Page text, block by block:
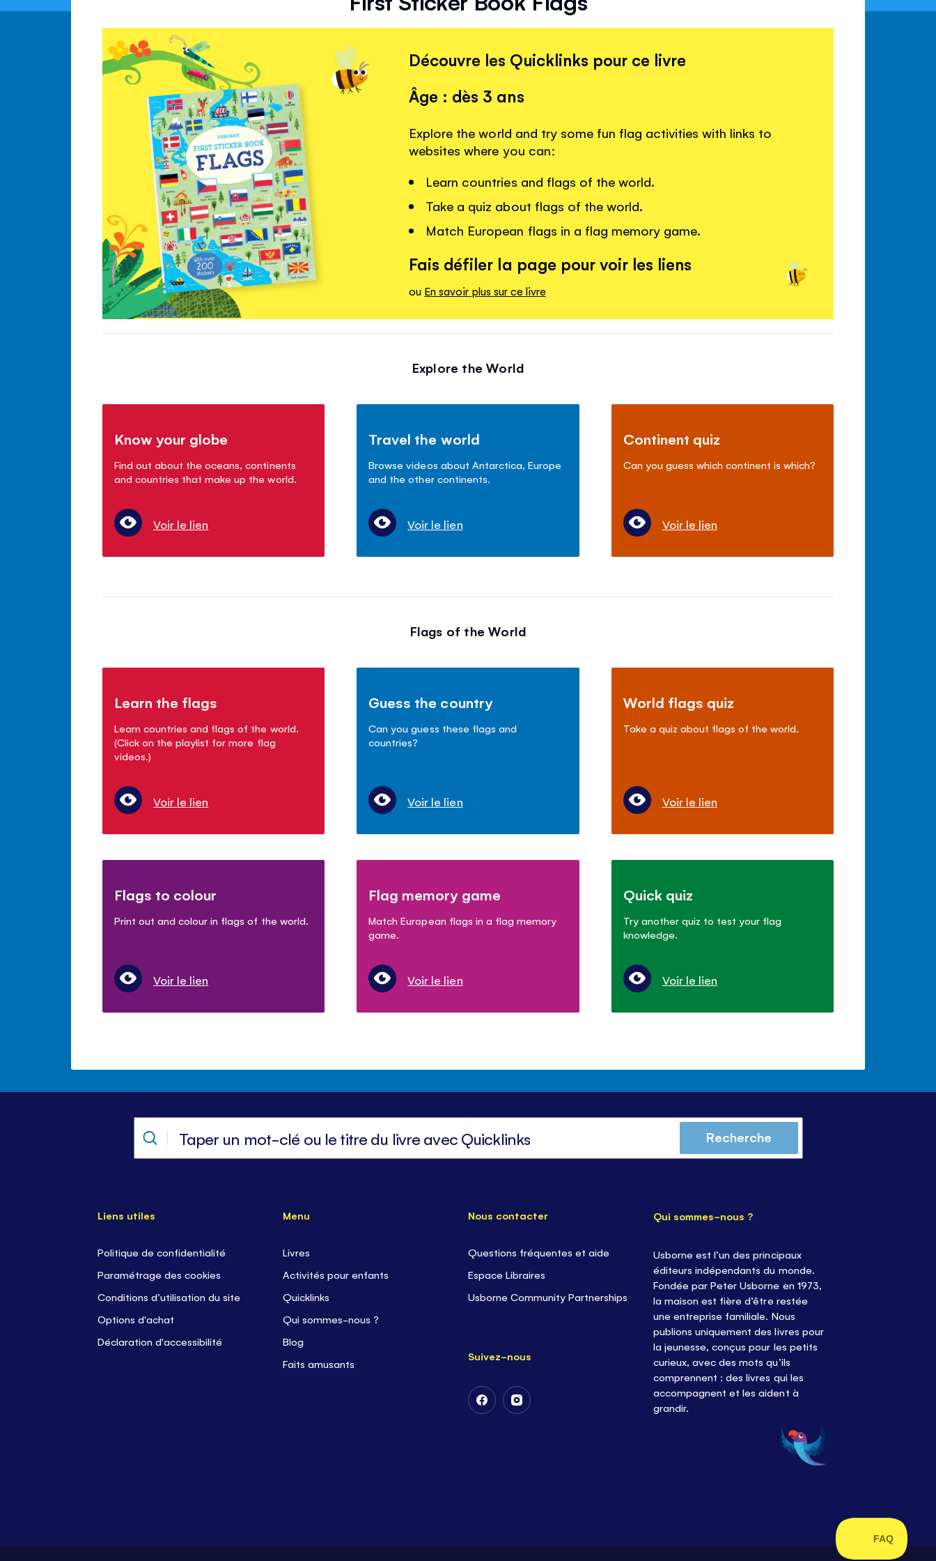
Découvre les Quicklinks pour ce livre
Âge : dès 3 ans
Explore the world and try some fun flag activities with links to
websites where you can:
Learn countries and flags of the world.
Take a quiz about flags of the world.
Match European flags in a flag memory game.
Fais défiler la page pour voir les liens
ou En savoir plus sur ce livre
Explore the World
Know your globe
Find out about the oceans, continents
and countries that make up the world.
Voir le lien
Travel the world
Browse videos about Antarctica, Europe
and the other continents.
Voir le lien
Continent quiz
Can you guess which continent is which?
Voir le lien
Flags of the World
Learn the flags
Learn countries and flags of the world.
(Click on the playlist for more flag
videos.)
Voir le lien
Guess the country
Can you guess these flags and
countries?
Voir le lien
World flags quiz
Take a quiz about flags of the world.
Voir le lien
Flags to colour
Print out and colour in flags of the world.
Voir le lien
Flag memory game
Match European flags in a flag memory
game.
Voir le lien
Quick quiz
Try another quiz to test your flag
knowledge.
Voir le lien
Recherche
Liens utiles
Politique de confidentialité
Paramétrage des cookies
Conditions d’utilisation du site
Options d'achat
Déclaration d'accessibilité
Menu
Livres
Activités pour enfants
Quicklinks
Qui sommes-nous ?
Blog
Faits amusants
Nous contacter
Questions fréquentes et aide
Espace Libraires
Usborne Community Partnerships
Suivez-nous
Suivez-Suivez-
Qui sommes-nous ?
Usborne est l’un des principaux
éditeurs indépendants du monde.
Fondée par Peter Usborne en 1973,
la maison est fière d’être restée
une entreprise familiale. Nous
publions uniquement des livres pour
la jeunesse, conçus pour les petits
curieux, avec des mots qu’ils
comprennent : des livres qui les
accompagnent et les aident à
grandir.